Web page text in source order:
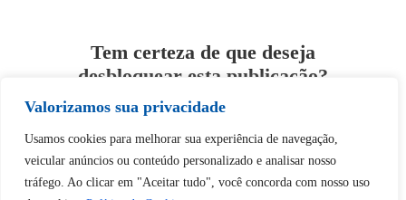
Valorizamos sua privacidade
Usamos cookies para melhorar sua experiência de navegação,
veicular anúncios ou conteúdo personalizado e analisar nosso
tráfego. Ao clicar em "Aceitar tudo", você concorda com nosso uso
Tem certeza de que deseja
desbloquear esta publicação?
Sim Não